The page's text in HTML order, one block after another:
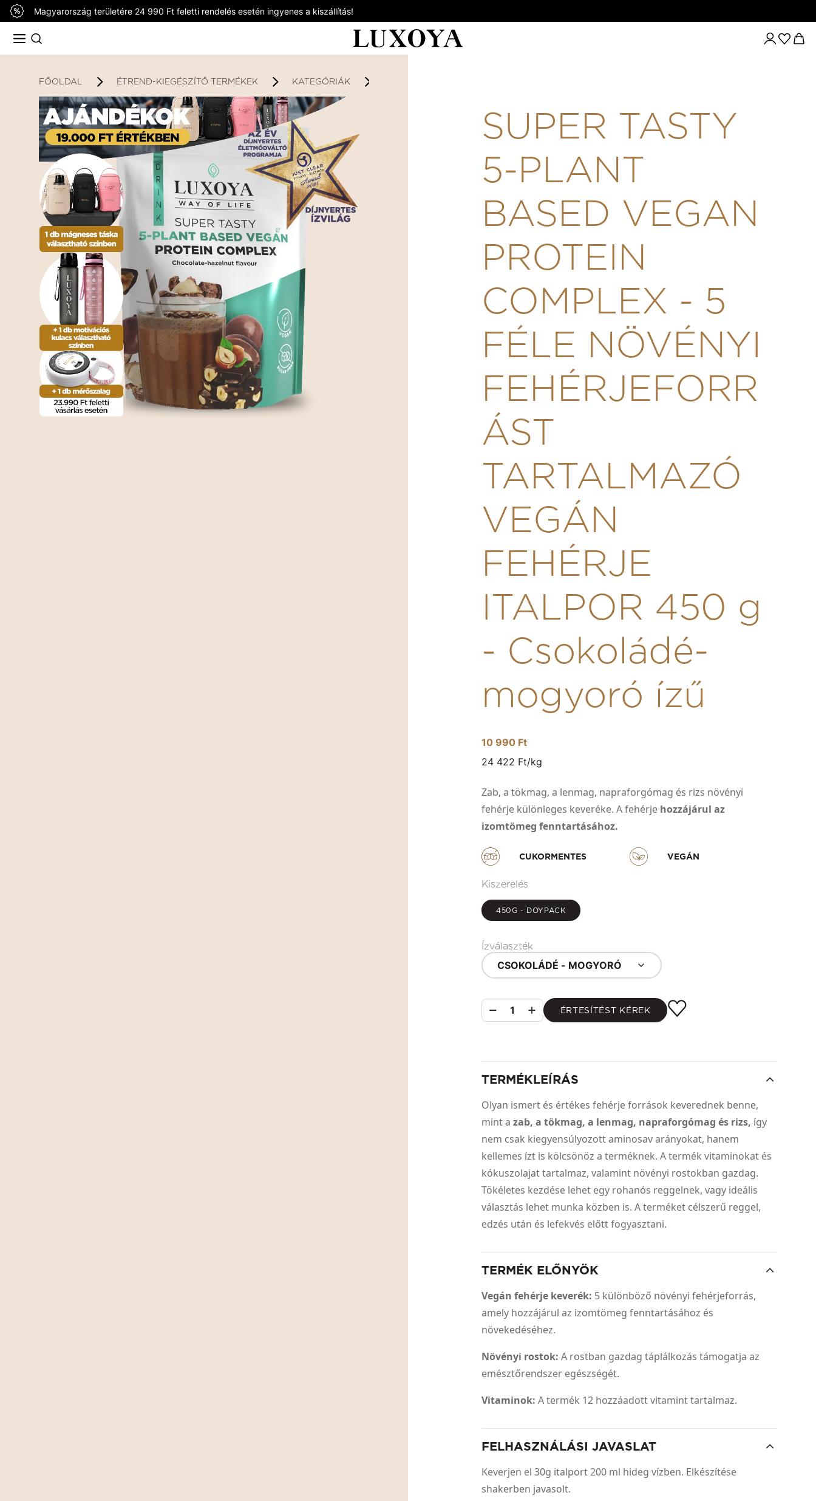
Magyarország területére 24 990 Ft feletti rendelés esetén ingyenes a kiszállítás!
FŐOLDAL ÉTREND-KIEGÉSZÍTŐ TERMÉKEK KATEGÓRIÁK
SUPER TASTY
5-PLANT
BASED VEGAN
PROTEIN
COMPLEX - 5
FÉLE NÖVÉNYI
FEHÉRJEFORR
ÁST
TARTALMAZÓ
VEGÁN
FEHÉRJE
ITALPOR 450 g
- Csokoládé-
mogyoró ízű
10 990 Ft
24 422 Ft/kg
Zab, a tökmag, a lenmag, napraforgómag és rizs növényi
fehérje különleges keveréke. A fehérje hozzájárul az
izomtömeg fenntartásához.
CUKORMENTES VEGÁN
Kiszerelés
450G - DOYPACK
Ízválaszték
CSOKOLÁDÉ - MOGYORÓ
1 ÉRTESÍTÉST KÉREK
TERMÉKLEÍRÁS
Olyan ismert és értékes fehérje források keverednek benne,
mint azab, a tökmag, a lenmag, napraforgómag és rizs, így
nem csak kiegyensúlyozott aminosav arányokat, hanem
kellemes ízt is kölcsönöz a terméknek. A termék vitaminokat és
kókuszolajat tartalmaz, valamint növényi rostokban gazdag.
Tökéletes kezdése lehet egy rohanós reggelnek, vagy ideális
választás lehet munka közben is. A terméket célszerű reggel,
edzés után és lefekvés előtt fogyasztani.
TERMÉK ELŐNYÖK
Vegán fehérje keverék: 5 különböző növényi fehérjeforrás,
amely hozzájárul az izomtömeg fenntartásához és
növekedéséhez.
Növényi rostok:A rostban gazdag táplálkozás támogatja az
emésztőrendszer egészségét.
Vitaminok:A termék 12 hozzáadott vitamint tartalmaz.
FELHASZNÁLÁSI JAVASLAT
Keverjen el 30g italport 200 ml hideg vízben. Elkészítése
shakerben javasolt.